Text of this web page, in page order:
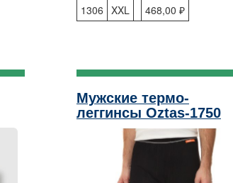
1306 XXL 468,00 ₽
Мужские термо-
леггинсы Oztas-1750